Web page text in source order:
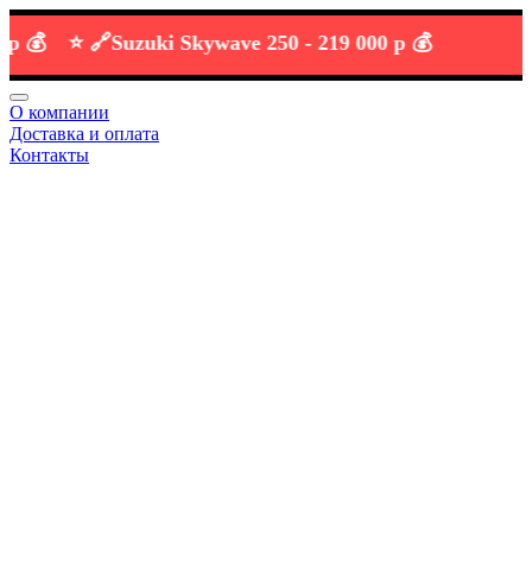
⭐️ 🔗 Suzuki Skywave 250 -219 000 р 💰
О компании
Доставка и оплата
Контакты